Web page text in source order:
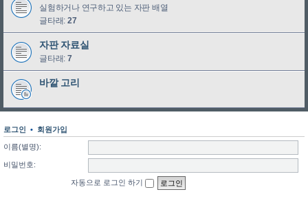
실험하거나 연구하고 있는 자판 배열
글타래: 27
자판 자료실
글타래: 7
바깥 고리
로그인 • 회원가입
이름(별명):
비밀번호:
자동으로 로그인 하기